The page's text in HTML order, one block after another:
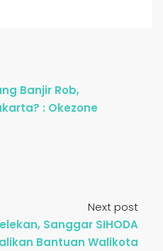
Banjir Rob,
: Okezone
Next post
Sanggar SIHODA
Bantuan Walikota